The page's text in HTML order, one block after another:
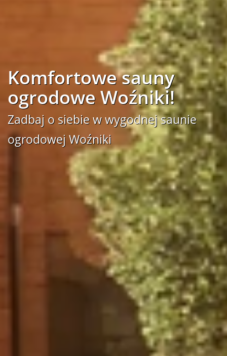
Komfortowe sauny
ogrodowe Woźniki!
Zadbaj o siebie w wygodnej saunie
ogrodowej Woźniki